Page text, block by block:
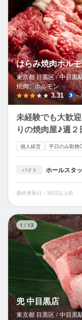
はらみ焼肉ホル
東京都 目黒区 / 中目黒
焼肉、ホルモン
3.31 ～
未経験でも大歓
りの焼肉屋♪週２
個人経営 平日のみ勤務
バイト ホールスタ
最終更新日：30日以上前
1 / 13
兜 中目黒店
東京都 目黒区 / 中目黒